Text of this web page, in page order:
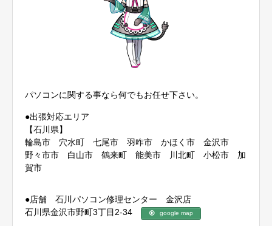
パソコンに関する事なら何でもお任せ下さい。
●出張対応エリア
【石川県】
輪島市 穴水町 七尾市 羽咋市 かほく市 金沢市
野々市市 白山市 鶴来町 能美市 川北町 小松市 加
賀市
●店舗 石川パソコン修理センター 金沢店
石川県金沢市野町3丁目2-34
google map